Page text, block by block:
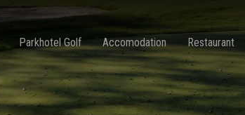
Parkhotel Golf Accomodation Restaurant